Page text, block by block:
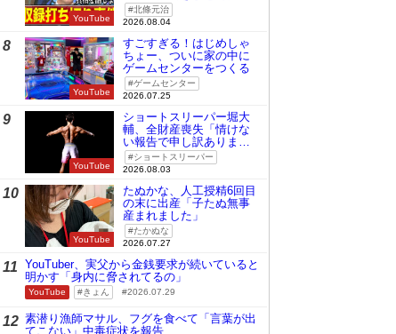
YouTube
謝罪北條元治
2026.08.04
8
YouTube
すごすぎる！はじめしゃ
ちょー、ついに家の中に
ゲームセンターをつくる
ゲームセンター
2026.07.25
9
YouTube
ショートスリーパー堀大
輔、全財産喪失「情けな
い報告で申し訳ありませ
ん」ショートスリーパー
2026.08.03
10
YouTube
たぬかな、人工授精6回目
の末に出産「子たぬ無事
産まれました」
たかぬな
2026.07.27
11
YouTuber、実父から金銭要求が続いていると
明かす「身内に脅されてるの」
YouTube きょん 2026.07.29
12 素潜り漁師マサル、フグを食べて「言葉が出
てこない」中毒症状を報告